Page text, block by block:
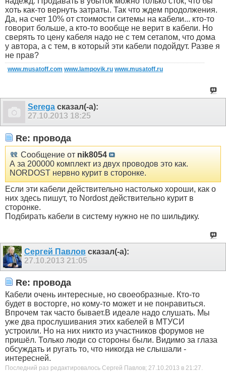
хоть как-то вернуть затраты. Так что ждем продолжения.
Да, на счет 10% от стоимости ситемы на кабели... кто-то
говорит больше, а кто-то вообще не верит в кабели. Но
сверять то цену кабеля надо не с тем сетапом, что дома
у автора, а с тем, в который эти кабели подойдут. Разве я
не прав?
www.musatoff.com www.lampovik.ru www.musatoff.ru
Serega сказал(-а):
27.10.2013 18:25
Re: провода
Сообщение от nik8054
А за 200000 комплект из двух проводов это как.
NORDOST нервно курит в сторонке.
Если эти кабели действительно настолько хороши, как о
них здесь пишут, то Nordost действительно курит в
сторонке.
Подбирать кабели в систему нужно не по шильдику.
Сергей Павловсказал(-а):
27.10.2013 21:05
Re: провода
Кабели очень интересные, но своеобразные. Кто-то
будет в восторге, но кому-то может и не понравиться.
Впрочем так часто бывает.В идеале надо слушать. Мы
уже два прослушивания этих кабелей в МТУСИ
устроили. Но на них никто из участников форумов не
пришёл. Только люди со стороны были. Видимо за глаза
обсуждать и ругать то, что никогда не слышали -
интересней.
Последний раз редактировалось Сергей Павлов; 27.10.2013 в 21:27.